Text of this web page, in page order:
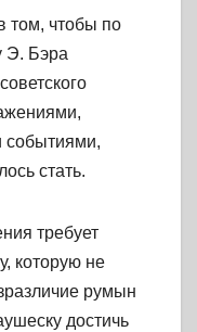
том, чтобы по
Э. Бэра
событиями,
стать.
требует
которую не
румын
достичь